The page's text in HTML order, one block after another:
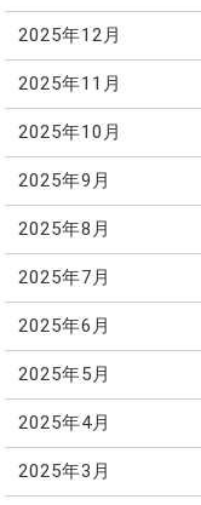
2025年12月
2025年11月
2025年10月
2025年9月
2025年8月
2025年7月
2025年6月
2025年5月
2025年4月
2025年3月